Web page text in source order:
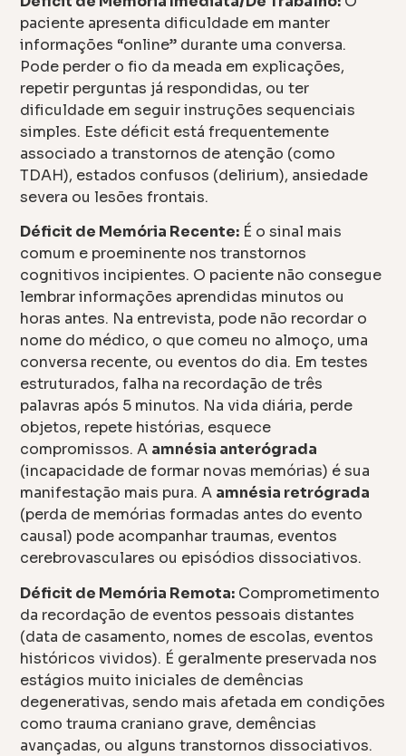
paciente apresenta dificuldade em manter
informações “online” durante uma conversa.
Pode perder o fio da meada em explicações,
repetir perguntas já respondidas, ou ter
dificuldade em seguir instruções sequenciais
simples. Este déficit está frequentemente
associado a transtornos de atenção (como
TDAH), estados confusos (delirium), ansiedade
severa ou lesões frontais.
Déficit de Memória Recente: É o sinal mais
comum e proeminente nos transtornos
cognitivos incipientes. O paciente não consegue
lembrar informações aprendidas minutos ou
horas antes. Na entrevista, pode não recordar o
nome do médico, o que comeu no almoço, uma
conversa recente, ou eventos do dia. Em testes
estruturados, falha na recordação de três
palavras após 5 minutos. Na vida diária, perde
objetos, repete histórias, esquece
compromissos. A amnésia anterógrada
(incapacidade de formar novas memórias) é sua
manifestação mais pura. A amnésia retrógrada
(perda de memórias formadas antes do evento
causal) pode acompanhar traumas, eventos
cerebrovasculares ou episódios dissociativos.
Déficit de Memória Remota: Comprometimento
da recordação de eventos pessoais distantes
(data de casamento, nomes de escolas, eventos
históricos vividos). É geralmente preservada nos
estágios muito iniciales de demências
degenerativas, sendo mais afetada em condições
como trauma craniano grave, demências
avançadas, ou alguns transtornos dissociativos.